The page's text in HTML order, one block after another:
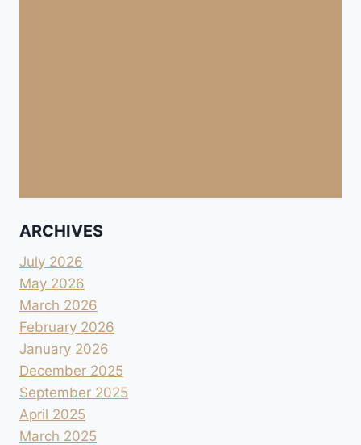
ARCHIVES
July 2026
May 2026
March 2026
February 2026
January 2026
December 2025
September 2025
April 2025
March 2025